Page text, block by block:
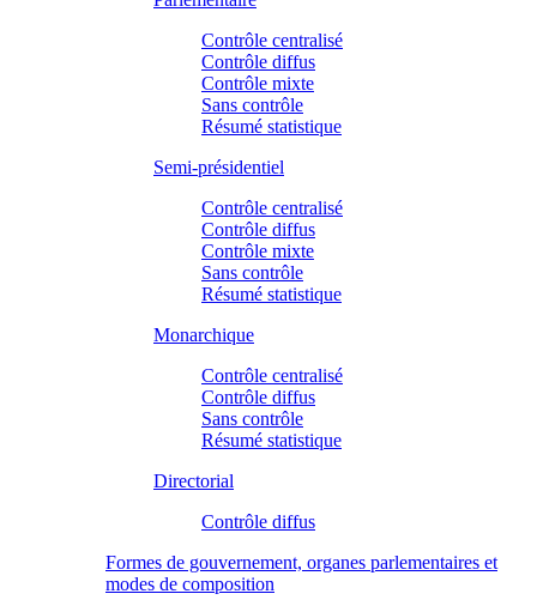
Contrôle centralisé
Contrôle diffus
Contrôle mixte
Sans contrôle
Résumé statistique
Semi-présidentiel
Contrôle centralisé
Contrôle diffus
Contrôle mixte
Sans contrôle
Résumé statistique
Monarchique
Contrôle centralisé
Contrôle diffus
Sans contrôle
Résumé statistique
Directorial
Contrôle diffus
Formes de gouvernement, organes parlementaires et
modes de composition